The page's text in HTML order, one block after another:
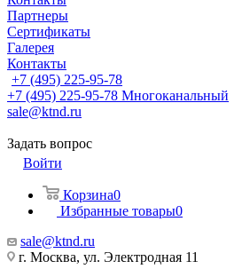
Партнеры
Сертификаты
Галерея
Контакты
+7 (495) 225-95-78
+7 (495) 225-95-78 Многоканальный
sale@ktnd.ru
Задать вопрос
Войти
Корзина0
Избранные товары0
sale@ktnd.ru
г. Москва, ул. Электродная 11